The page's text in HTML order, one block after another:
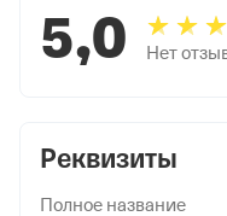
Реквизиты
Полное название
5,0 Нет